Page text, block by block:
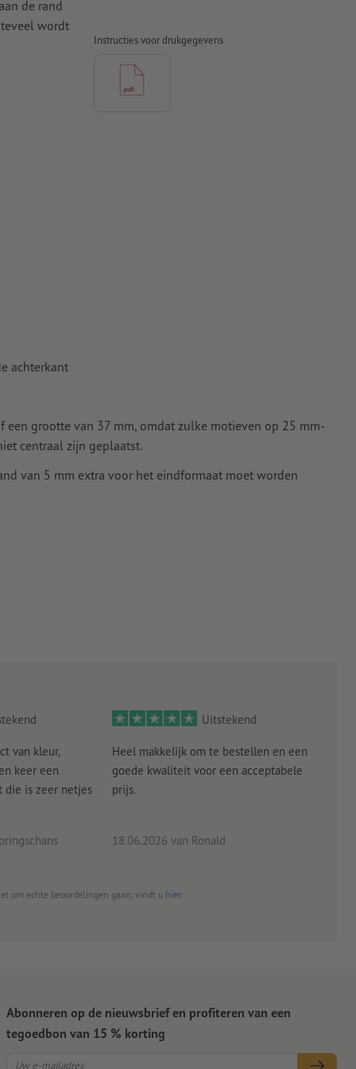
de rand
wordt
papier,
Instructies voor drukgegevens
achterkant
grootte van 37 mm, omdat zulke motieven op 25 mm-
centraal zijn geplaatst.
van 5 mm extra voor het eindformaat moet worden
van kleur,
keer een
die is zeer netjes
Uitstekend
Heel makkelijk om te bestellen en een
goede kwaliteit voor een acceptabele
prijs.
18.06.2026 van Ronald
om echte beoordelingen gaan, vindt u hier.
Abonneren op de nieuwsbrief en profiteren van een
tegoedbon van 15 % korting